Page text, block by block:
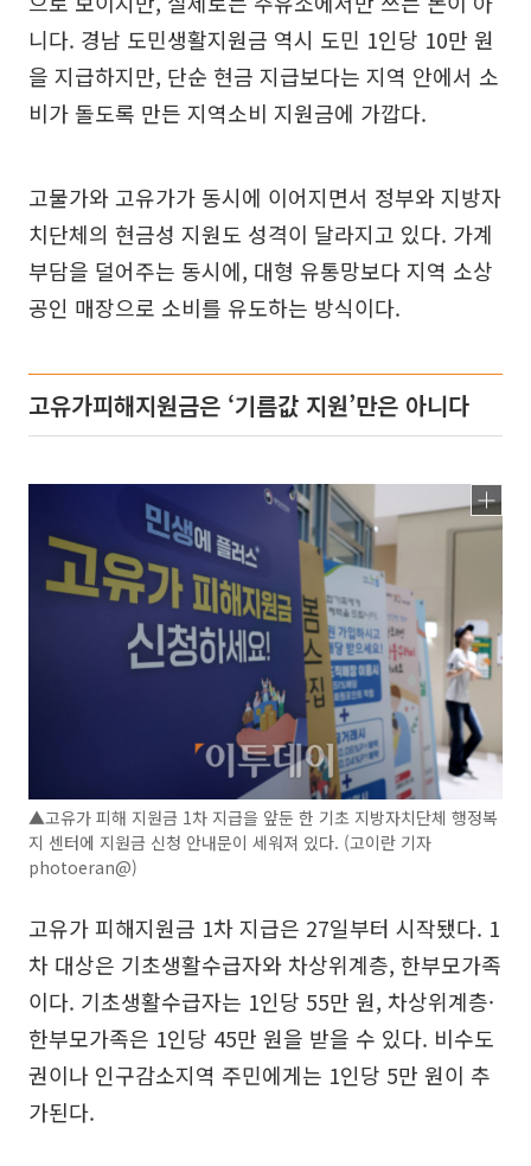
니다. 경남 도민생활지원금 역시 도민 1인당 10만 원
을 지급하지만, 단순 현금 지급보다는 지역 안에서 소
비가 돌도록 만든 지역소비 지원금에 가깝다.
고물가와 고유가가 동시에 이어지면서 정부와 지방자
치단체의 현금성 지원도 성격이 달라지고 있다. 가계
부담을 덜어주는 동시에, 대형 유통망보다 지역 소상
공인 매장으로 소비를 유도하는 방식이다.
고유가피해지원금은 ‘기름값 지원’만은 아니다
▲고유가 피해 지원금 1차 지급을 앞둔 한 기초 지방자치단체 행정복
지 센터에 지원금 신청 안내문이 세워져 있다. (고이란 기자
photoeran@)
고유가 피해지원금 1차 지급은 27일부터 시작됐다. 1
차 대상은 기초생활수급자와 차상위계층, 한부모가족
이다. 기초생활수급자는 1인당 55만 원, 차상위계층·
한부모가족은 1인당 45만 원을 받을 수 있다. 비수도
권이나 인구감소지역 주민에게는 1인당 5만 원이 추
가된다.